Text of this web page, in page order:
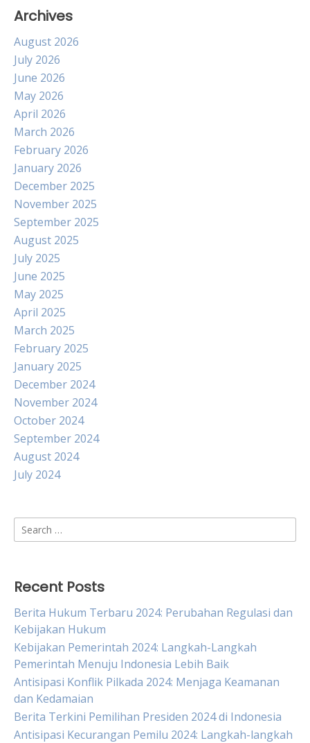
Archives
August 2026
July 2026
June 2026
May 2026
April 2026
March 2026
February 2026
January 2026
December 2025
November 2025
September 2025
August 2025
July 2025
June 2025
May 2025
April 2025
March 2025
February 2025
January 2025
December 2024
November 2024
October 2024
September 2024
August 2024
July 2024
Search
for:
Recent Posts
Berita Hukum Terbaru 2024: Perubahan Regulasi dan
Kebijakan Hukum
Kebijakan Pemerintah 2024: Langkah-Langkah
Pemerintah Menuju Indonesia Lebih Baik
Antisipasi Konflik Pilkada 2024: Menjaga Keamanan
dan Kedamaian
Berita Terkini Pemilihan Presiden 2024 di Indonesia
Antisipasi Kecurangan Pemilu 2024: Langkah-langkah